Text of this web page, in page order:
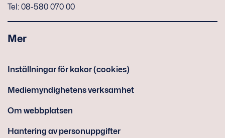
Tel: 08-580 070 00
Mer
Inställningar för kakor (cookies)
Mediemyndighetens verksamhet
Om webbplatsen
Hantering av personuppgifter